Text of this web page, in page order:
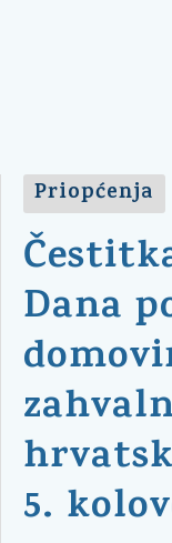
Priopćenja
Dana
5.